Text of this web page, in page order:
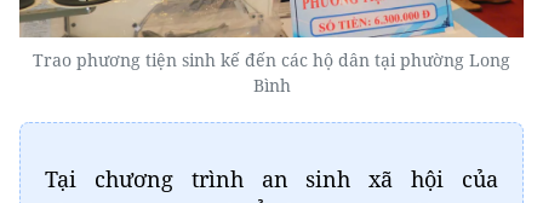
Trao phương tiện sinh kế đến các hộ dân tại phường Long
Bình
Tại chương trình an sinh xã hội của